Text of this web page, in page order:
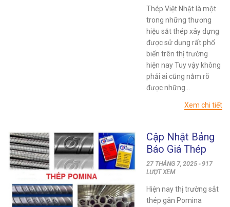
Thép Việt Nhật là một
trong những thương
hiệu sắt thép xây dựng
được sử dụng rất phổ
biến trên thị trường
hiện nay Tuy vậy không
phải ai cũng nắm rõ
được những...
Xem chi tiết
Cập Nhật Bảng
Báo Giá Thép
Gân Pomina
CB300 Mới Nhất
27 THÁNG 7, 2025 - 917
LƯỢT XEM
Hiện nay thị trường sắt
thép gân Pomina